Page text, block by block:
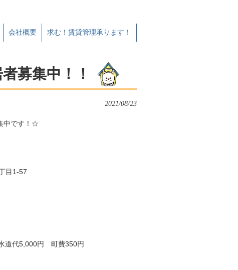
会社概要 求む！賃貸管理承ります！
募集中！！
2021/08/23
中です！☆
目1-57
道代5,000円 町費350円